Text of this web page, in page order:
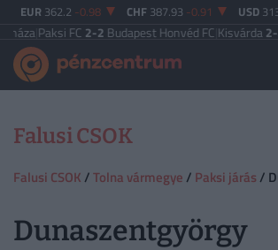
EUR 362.2 -0.98 CHF 387.93 -0.91 USD
Paksi FC2-2Budapest Honvéd FC|Kisvárda2-4
Falusi CSOK
Falusi CSOK /Tolna vármegye / Paksi járás /
Dunaszentgyörgy